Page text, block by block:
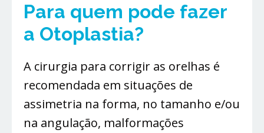
Para quem pode fazer
a Otoplastia?
A cirurgia para corrigir as orelhas é
recomendada em situações de
assimetria na forma, no tamanho e/ou
na angulação, malformações